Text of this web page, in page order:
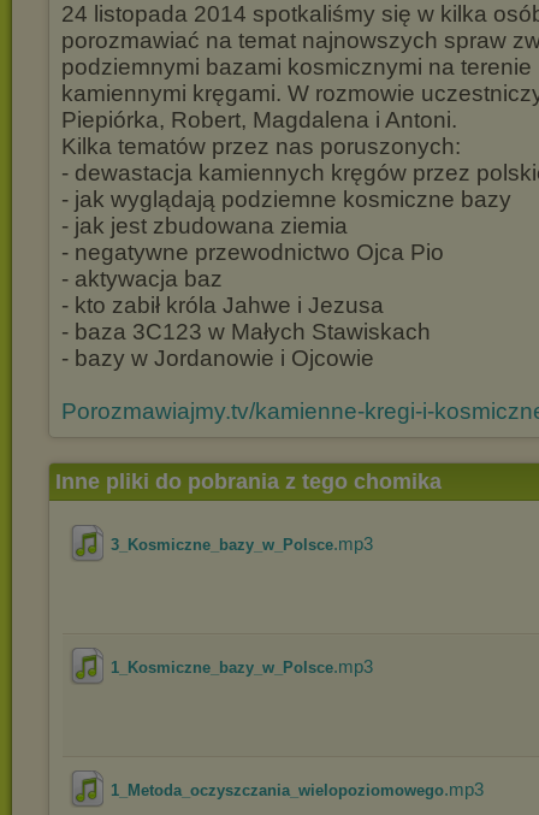
24 listopada 2014 spotkaliśmy się w kilka
porozmawiać na temat najnowszych spraw
podziemnymi bazami kosmicznymi na terenie
kamiennymi kręgami. W rozmowie
Piepiórka, Robert, Magdalena i Antoni.
Kilka tematów przez nas poruszonych:
- dewastacja kamiennych kręgów przez
- jak wyglądają podziemne kosmiczne bazy
- jak jest zbudowana ziemia
- negatywne przewodnictwo Ojca Pio
- aktywacja baz
- kto zabił króla Jahwe i Jezusa
- baza 3C123 w Małych Stawiskach
- bazy w Jordanowie i Ojcowie
Porozmawiajmy.tv/kamienne-kregi-i-
Inne pliki do pobrania z tego chomika
3_Kosmiczne_bazy_w_Polsce.mp3
1_Kosmiczne_bazy_w_Polsce.mp3
1_Metoda_oczyszczania_wielopoziomowego.mp3